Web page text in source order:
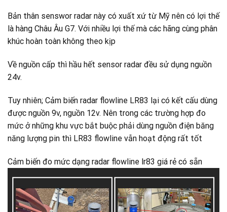
Bản thân senswor radar này có xuất xứ từ Mỹ nên có lợi thế
là hàng Châu Âu G7. Với nhiều lợi thế mà các hãng cùng phân
khúc hoàn toàn không theo kịp
Về nguồn cấp thì hầu hết sensor radar đều sử dụng nguồn
24v.
Tuy nhiên; Cảm biến radar flowline LR83 lại có kết cấu dùng
được nguồn 9v, nguồn 12v. Nên trong các trường hợp đo
mức ở những khu vực bắt buộc phải dùng nguồn điện băng
năng lượng pin thì LR83 flowline vẫn hoạt động rất tốt
Cảm biến đo mức dạng radar flowline lr83 giá rẻ có sẵn